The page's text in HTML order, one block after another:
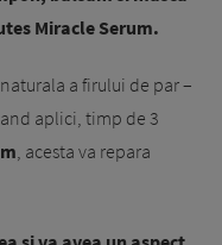
Miracle Serum.
a firului de par –
aplici, timp de 3
, acesta va repara